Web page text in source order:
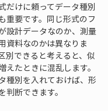
だけに頼ってデータ種別
重要です。同じ形式のフ
設計データなのか、測量
資料なのかは異なりま
別できると考えると、似
えたときに混乱します。
種別を入れておけば、形
判断できます。